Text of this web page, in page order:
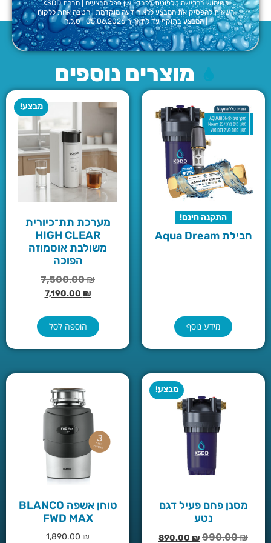
מוצרים נוספים
התקנה חינם!
חבילת Aqua Dream
מידע נוסף
מבצע!
מערכת תת־כיורית
HIGH CLEAR
משולבת אוסמוזה
הפוכה
7,500.00₪
7,190.00 ₪
הוספה לסל
מבצע!
מסנן פחם פעיל דגם
נטע
990.00₪
890.00 ₪
טוחן אשפה BLANCO
FWD MAX
1,890.00 ₪
לשימוש ברכישה טלפונית בלבד | אין כפל מבצעים | חברת KSDD
רשאית להפסיק את המבצע ללא הודעה מוקדמת | הטבה אחת ללקוח
| המבצע בתוקף עד לתאריך 05.06.2026 |
ט.ל.ח